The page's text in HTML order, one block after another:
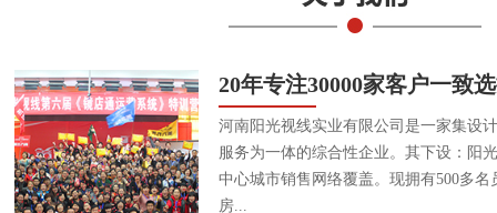
20年专注30000家客户一致
河南阳光视线实业有限公司是一家集设
服务为一体的综合性企业。其下设：阳
中心城市销售网络覆盖。现拥有500多
房...